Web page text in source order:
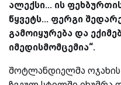
ალექსი... ის
წყვეტს... ფერგი
გამოიყურება და
იმედისმომცემია“.
შოტლანდიელმა ოჯახის